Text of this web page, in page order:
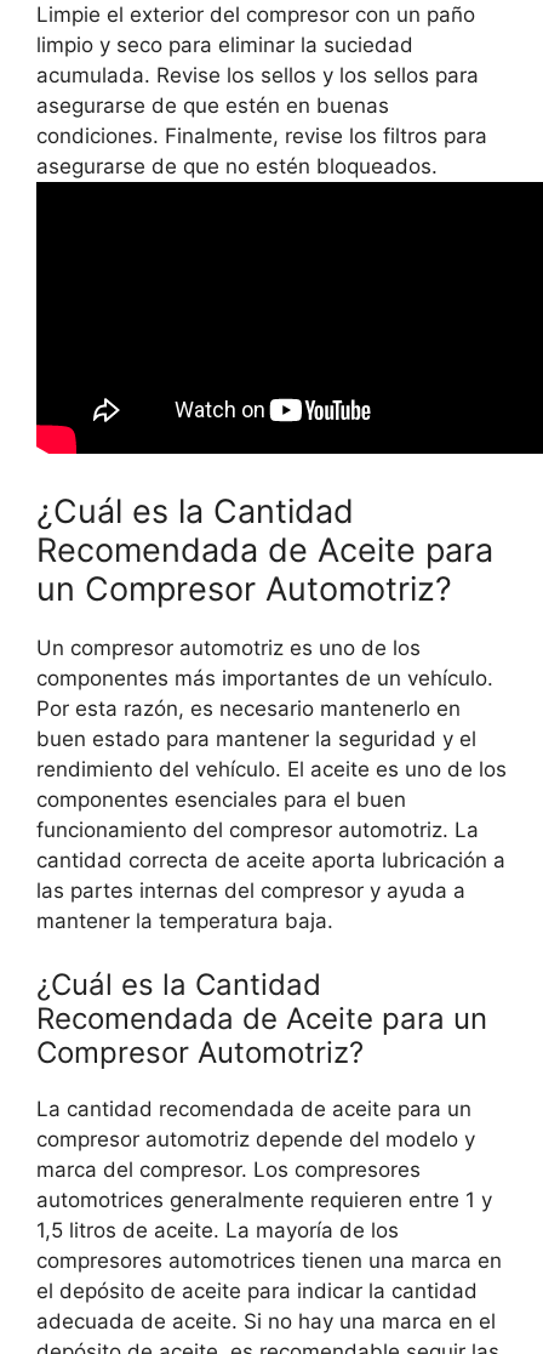
Limpie el exterior del compresor con un paño
limpio y seco para eliminar la suciedad
acumulada. Revise los sellos y los sellos para
asegurarse de que estén en buenas
condiciones. Finalmente, revise los filtros para
asegurarse de que no estén bloqueados.
¿Cuál es la Cantidad
Recomendada de Aceite para
un Compresor Automotriz?
Un compresor automotriz es uno de los
componentes más importantes de un vehículo.
Por esta razón, es necesario mantenerlo en
buen estado para mantener la seguridad y el
rendimiento del vehículo. El aceite es uno de los
componentes esenciales para el buen
funcionamiento del compresor automotriz. La
cantidad correcta de aceite aporta lubricación a
las partes internas del compresor y ayuda a
mantener la temperatura baja.
¿Cuál es la Cantidad
Recomendada de Aceite para un
Compresor Automotriz?
La cantidad recomendada de aceite para un
compresor automotriz depende del modelo y
marca del compresor. Los compresores
automotrices generalmente requieren entre 1 y
1,5 litros de aceite. La mayoría de los
compresores automotrices tienen una marca en
el depósito de aceite para indicar la cantidad
adecuada de aceite. Si no hay una marca en el